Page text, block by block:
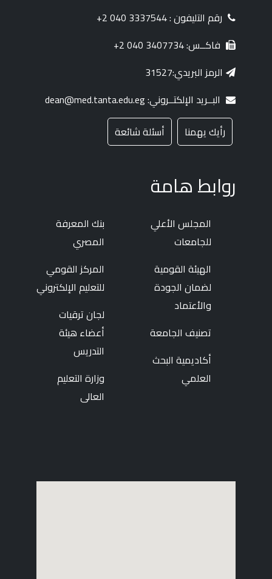
رقم التليفون : 3337544 040 2+
فاكــس: 3407734 040 2+
الرمز البريدي:31527
البــريد الإلكتــروني: dean@med.tanta.edu.eg
رأيك يهمنا
أسئلة شائعة
روابط هامة
المجلس الأعلي
للجامعات
الهيئة القومية
لضمان الجودة
والأعتماد
تصنيف الجامعة
أكاديمية البحث
العلمي
بنك المعرفة
المصري
المركز القومي
للتعليم الإلكتروني
لجان ترقيات
أعضاء هيئة
التدريس
وزارة التعليم
العالى